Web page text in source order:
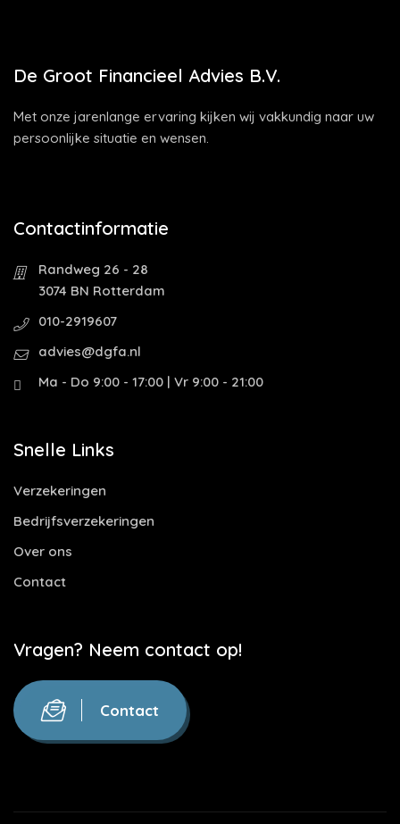
De Groot Financieel Advies B.V.
Met onze jarenlange ervaring kijken wij vakkundig naar uw
persoonlijke situatie en wensen.
Contactinformatie
Randweg 26 - 28
3074 BN Rotterdam
010-2919607
advies@dgfa.nl
Ma - Do 9:00 - 17:00 | Vr 9:00 - 21:00
Snelle Links
Verzekeringen
Bedrijfsverzekeringen
Over ons
Contact
Vragen? Neem contact op!
Contact